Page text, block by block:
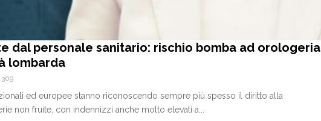
dal personale sanitario: rischio bomba ad orologeria
lombarda
309
ed europee stanno riconoscendo sempre più spesso il diritto alla
non fruite, con indennizzi anche molto elevati a...